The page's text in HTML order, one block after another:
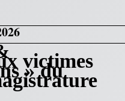
victimes
» du